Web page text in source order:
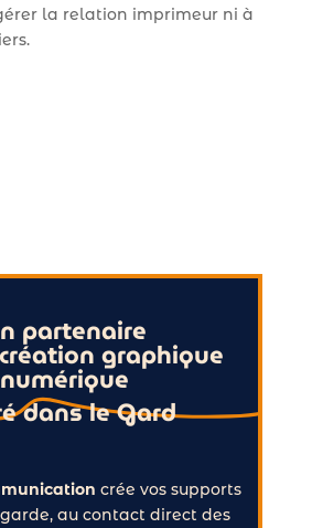
la relation imprimeur ni à
partenaire
graphique
numérique
dans le Gard
crée vos supports
au contact direct des